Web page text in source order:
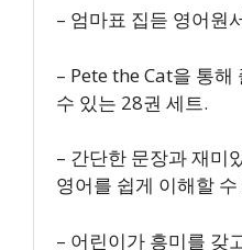
– 엄마표 집듣 영어원
– Pete the Cat을 통
수 있는 28권 세트.
– 간단한 문장과 재미
영어를 쉽게 이해할
– 어린이가 흥미를 갖